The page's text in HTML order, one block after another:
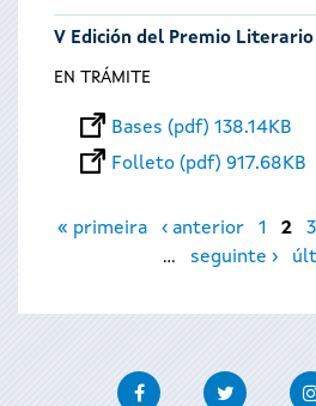
V Edición del Premio
EN TRÁMITE
Bases (pdf) 138.14KB
Folleto (pdf) 917.68KB
Páginas
« primeira ‹ anterior 1 2 3
…
seguinte ›
FacebookTwitter